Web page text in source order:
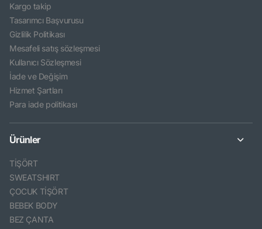
Kargo takip
Tasarımcı Başvurusu
Gizlilik Politikası
Mesafeli satış sözleşmesi
Kullanıcı Sözleşmesi
İade ve Değişim
Hizmet Şartları
Para iade politikası
Ürünler
TİŞÖRT
SWEATSHIRT
ÇOCUK TİŞÖRT
BEBEK BODY
BEZ ÇANTA